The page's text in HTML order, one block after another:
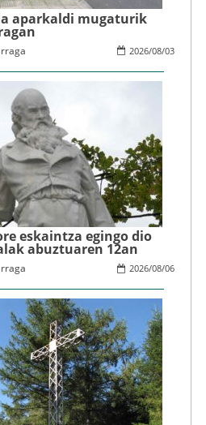
aparkaldi mugaturik
2026/08/03
eskaintza egingo dio
abuztuaren 12an
2026/08/06